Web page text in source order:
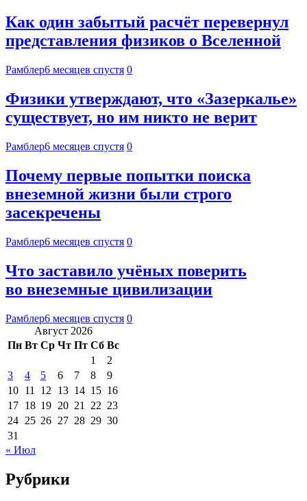
Как один забытый расчёт перевернул
представления физиков о Вселенной
Рамблер6 месяцев спустя 0
Физики утверждают, что «Зазеркалье»
существует, но им никто не верит
Рамблер6 месяцев спустя 0
Почему первые попытки поиска
внеземной жизни были строго
засекречены
Рамблер6 месяцев спустя 0
Что заставило учёных поверить
во внеземные цивилизации
Рамблер6 месяцев спустя 0
Август 2026
Пн Вт Ср Чт Пт Сб Вс
1
2
3
4 5 6 7 8
9
10 11 12 13 14 15 16
17 18 19 20 21 22 23
24 25 26 27 28 29 30
31
« Июл
Рубрики